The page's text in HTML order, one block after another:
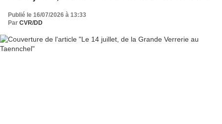
Publié le 16/07/2026 à 13:33
Par CVR/DD